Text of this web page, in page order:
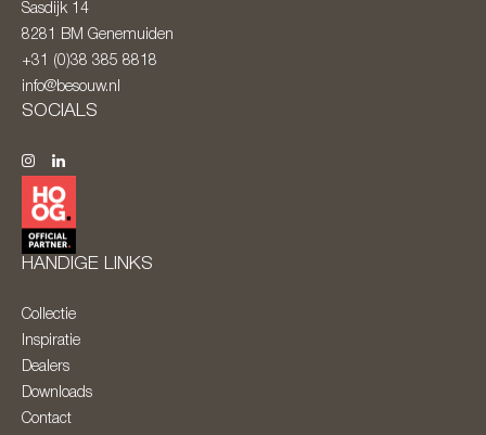
Sasdijk 14
8281 BM Genemuiden
+31 (0)38 385 8818
info@besouw.nl
SOCIALS
HANDIGE LINKS
Collectie
Inspiratie
Dealers
Downloads
Contact